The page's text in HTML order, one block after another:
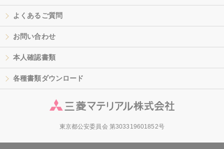
よくあるご質問
お問い合わせ
本人確認書類
各種書類ダウンロード
東京都公安委員会 第303319601852号